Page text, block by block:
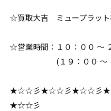
☆買取大吉 ミュープラット
☆営業時間：１０：００ ～
(１９：００ ～ ２０
★☆☆彡★☆☆彡★☆☆彡
★☆☆彡